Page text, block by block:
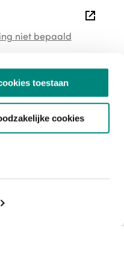
toestaan
cookies
niet bepaald
external